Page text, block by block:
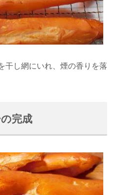
干し網にいれ、煙の香りを落
完成